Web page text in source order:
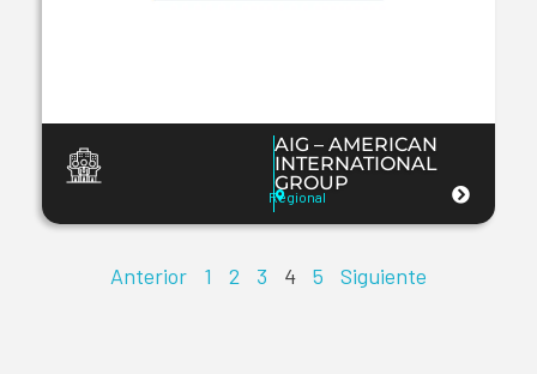
AIG – AMERICAN
INTERNATIONAL
GROUP
Regional
Anterior 1 2 3 4 5 Siguiente